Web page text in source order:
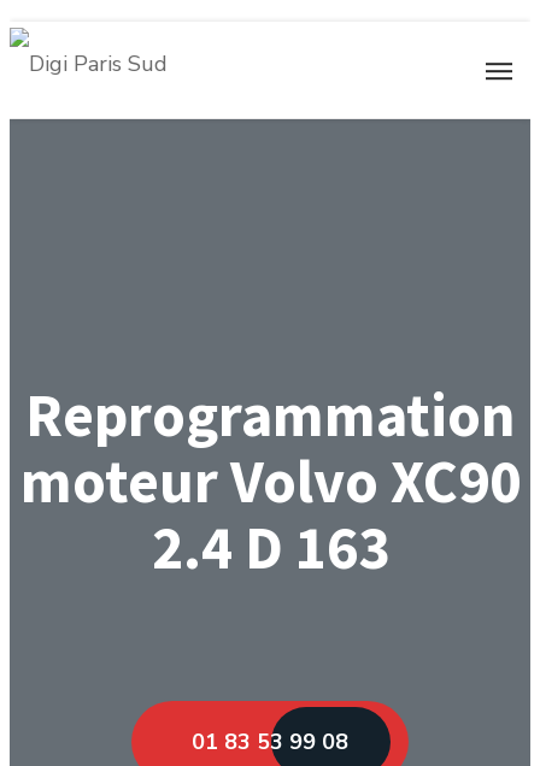
Reprogrammation
moteur Volvo XC90
2.4 D 163
01 83 53 99 08